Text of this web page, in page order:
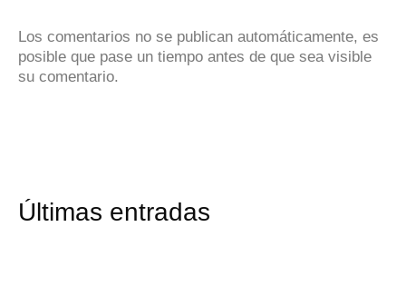
Los comentarios no se publican automáticamente, es
posible que pase un tiempo antes de que sea visible
su comentario.
Últimas entradas